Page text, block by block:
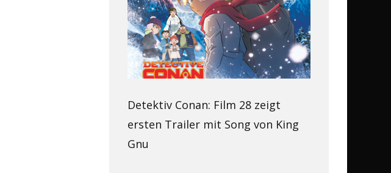
Detektiv Conan: Film 28 zeigt
ersten Trailer mit Song von King
Gnu